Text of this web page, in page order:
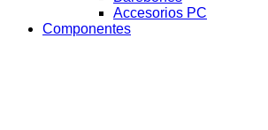
Accesorios PC
Componentes